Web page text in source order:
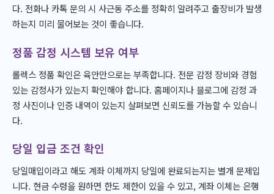
다. 전화나 카톡 문의 시 사근동 주소를 정확히 알려주고 출장비가 발생
하는지 미리 물어보는 것이 좋습니다.
정품 감정 시스템 보유 여부
롤렉스 정품 확인은 육안만으로는 부족합니다. 전문 감정 장비와 경험
있는 감정사가 있는지 확인해야 합니다. 홈페이지나 블로그에 감정 과
정 사진이나 인증 내역이 있는지 살펴보면 신뢰도를 가늠할 수 있습니
다.
당일 입금 조건 확인
당일매입이라고 해도 계좌 이체까지 당일에 완료되는지는 별개 문제입
니다. 현금 수령을 원하면 한도 제한이 있을 수 있고, 계좌 이체는 은행